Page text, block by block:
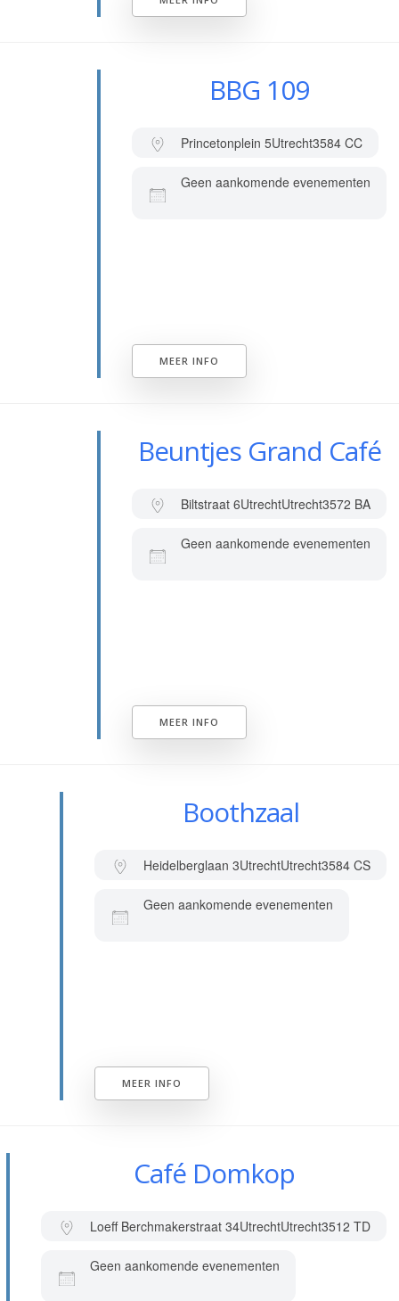
BBG 109
Princetonplein 5Utrecht3584 CC
Geen aankomende evenementen
MEER INFO
Beuntjes Grand Café
Biltstraat 6UtrechtUtrecht3572 BA
Geen aankomende evenementen
MEER INFO
Boothzaal
Heidelberglaan 3UtrechtUtrecht3584 CS
Geen aankomende evenementen
MEER INFO
Café Domkop
Loeff Berchmakerstraat 34UtrechtUtrecht3512 TD
Geen aankomende evenementen